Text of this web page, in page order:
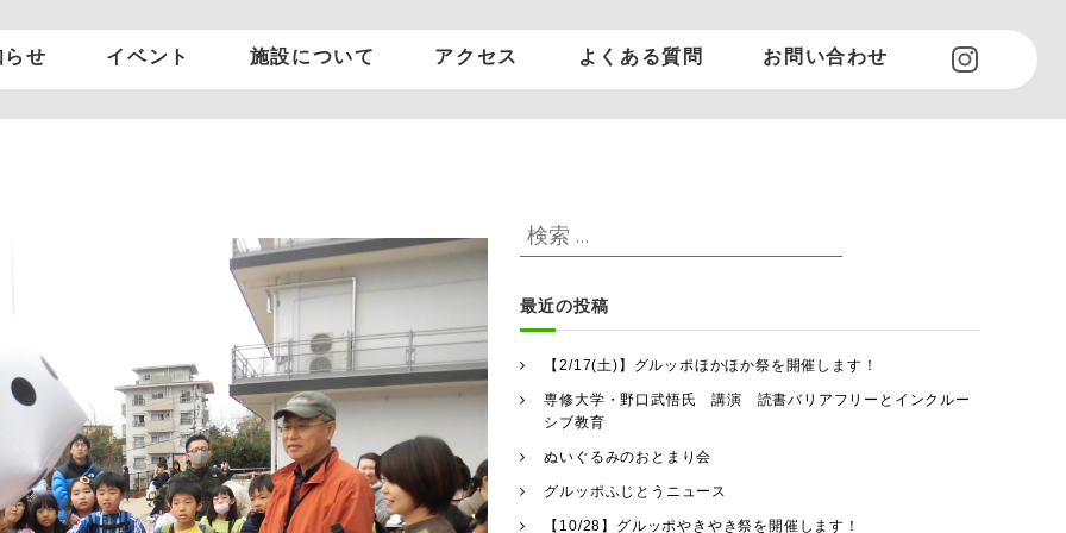
らせ イベント 施設について
施設を借りたい方
アクセス
アクセス よくある質問 お問い合わせ
検
索
象
最近の投稿
【2/17(土)】グルッポほかほか祭を開催します！
専修大学・野口武悟氏 講演 読書バリアフリーとインクルー
シブ教育
ぬいぐるみのおとまり会
グルッポふじとうニュース
【10/28】グルッポやきやき祭を開催します！